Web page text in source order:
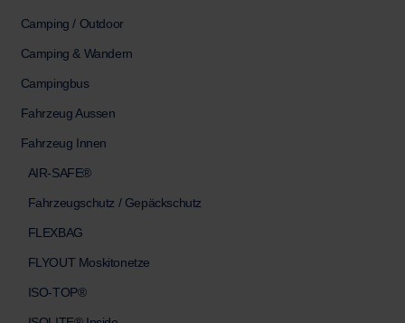
Camping / Outdoor
Camping & Wandern
Campingbus
Fahrzeug Aussen
Fahrzeug Innen
AIR-SAFE®
Fahrzeugschutz / Gepäckschutz
FLEXBAG
FLYOUT Moskitonetze
ISO-TOP®